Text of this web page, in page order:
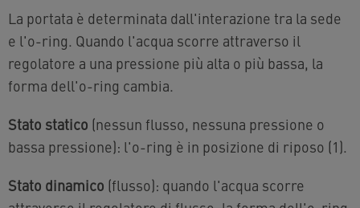
La portata è determinata dall'interazione tra la sede
e l'o-ring. Quando l'acqua scorre attraverso il
regolatore a una pressione più alta o più bassa, la
forma dell'o-ring cambia.
Stato statico (nessun flusso, nessuna pressione o
bassa pressione): l'o-ring è in posizione di riposo (1).
Stato dinamico (flusso): quando l'acqua scorre